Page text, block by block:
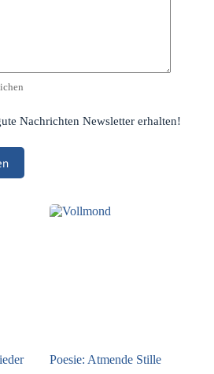
Nachrichten Newsletter erhalten!
Poesie: Atmende Stille